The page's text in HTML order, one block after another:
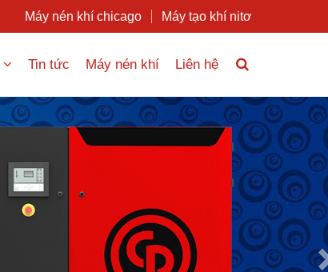
Máy nén khí chicago Máy tạo khí nitơ
Tin tức Máy nén khí Liên hệ